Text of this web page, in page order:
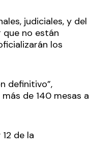
judiciales, y del
que no están
los
definitivo”,
de 140 mesas a
de la